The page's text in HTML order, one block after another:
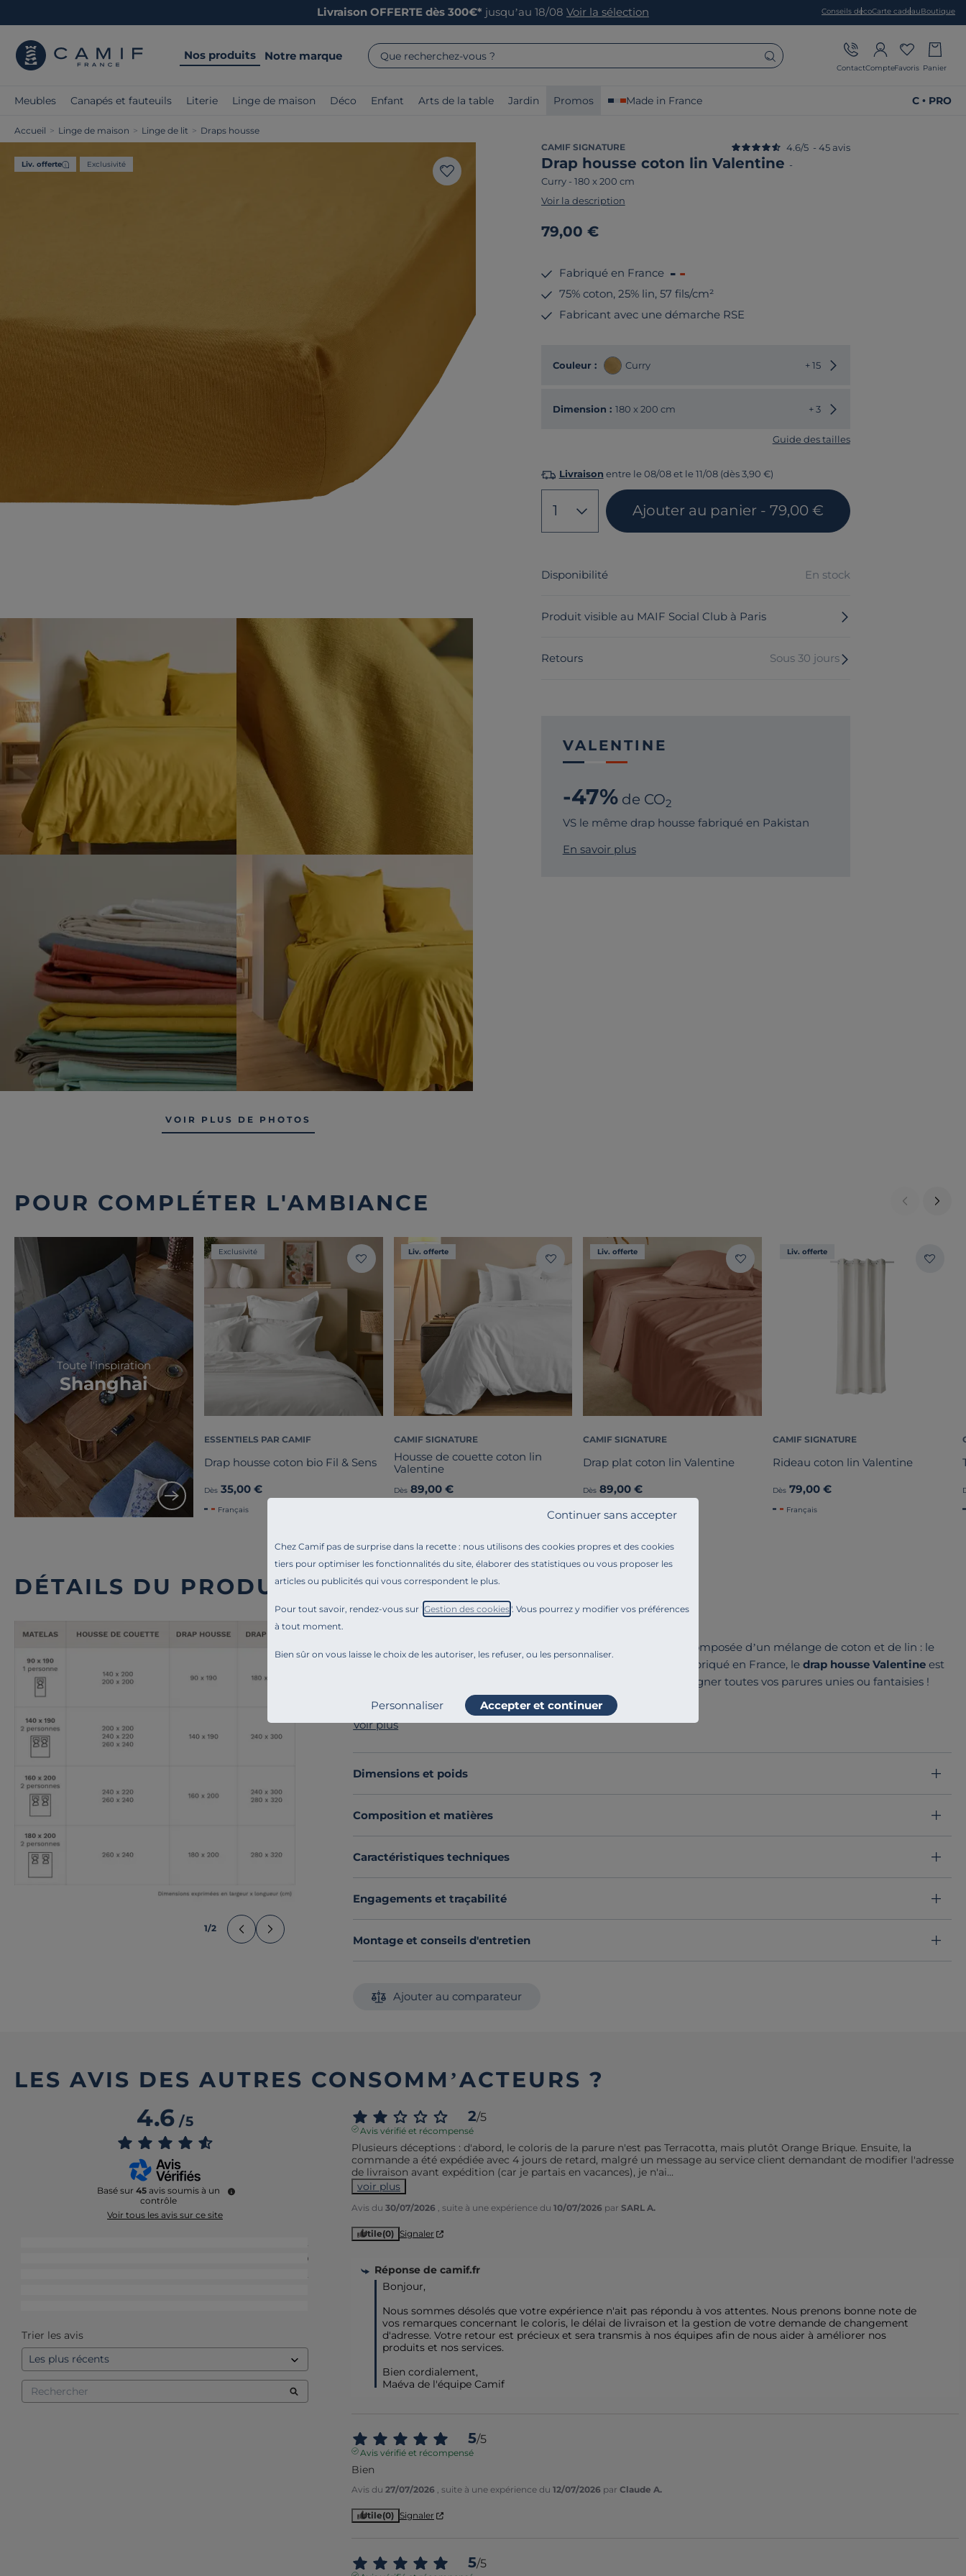
Chez Camif pas de surprise dans la recette : nous utilisons des cookies propres et des cookies
tiers pour optimiser les fonctionnalités du site, élaborer des statistiques ou vous proposer les
articles ou publicités qui vous correspondent le plus.
Pour tout savoir, rendez-vous sur " Gestion des cookies". Vous pourrez y modifier vos préférences
à tout moment.
Bien sûr on vous laisse le choix de les autoriser, les refuser, ou les personnaliser.
Continuer sans accepter
Personnaliser Accepter et continuer
Livraison OFFERTE dès 300€* jusqu’au 18/08 Voir la sélection Conseils décoCarte cadeauBoutique
Nos produits Notre marque Que recherchez-vous ?
ContactCompteFavoris Panier
Meubles Canapés et fauteuils Literie Linge de maison Déco Enfant Arts de la table Jardin Promos Made in France C • PRO
Accueil > Linge de maison > Linge de lit > Draps housse
Liv. offerte Exclusivité
VOIR PLUS DE PHOTOS
CAMIF SIGNATURE
Drap housse coton lin Valentine -
Curry- 180 x 200 cm
4.6/5 - 45 avis
Voir la description
79,00 €
Fabriqué en France
75% coton, 25% lin, 57 fils/cm²
Fabricant avec une démarche RSE
Couleur : Curry + 15 Choisir une autre couleur
Dimension : 180 x 200 cm + 3 Choisir une autre dimension
Guide des tailles
Livraison entre le 08/08 et le 11/08 (dès 3,90 €)
1 Ajouter au panier - 79,00 €
Disponibilité En stock
Produit visible au MAIF Social Club à Paris
Retours Sous 30 jours
VALENTINE
-47%de CO2
VS le même drap housse fabriqué en Pakistan
En savoir plus
POUR COMPLÉTER L'AMBIANCE
Toute l'inspiration
Shanghai
Exclusivité
ESSENTIELS PAR CAMIF
Drap housse coton bio Fil & Sens
Dès 35,00 €
Français
Liv. offerte
CAMIF SIGNATURE
Housse de couette coton lin
Valentine
Dès 89,00 €
Liv. offerte
CAMIF SIGNATURE
Drap plat coton lin Valentine
Dès 89,00 €
Liv. offerte
CAMIF SIGNATURE
Rideau coton lin Valentine
Dès 79,00 €
Français
DÉTAILS DU PRODUIT
1/2
Découvrez la collection Valentine, une collection de linge de lit composée d’un mélange de coton et de lin : le
parfait accord pour allier douceur et souplesse de votre linge. Fabriqué en France, ledrap housse Valentine est
disponible dans une large palette de coloris, idéal pour accompagner toutes vos parures unies ou fantaisies !
Découvrez toute notre sélection :Draps housse
Voir plus
Dimensions et poids
Composition et matières
Caractéristiques techniques
Engagements et traçabilité
Montage et conseils d'entretien
Ajouter au comparateur
LES AVIS DES AUTRES CONSOMM’ACTEURS ?
4.6/5
Basé sur 45 avis soumis à un
contrôle
Voir tous les avis sur ce site
9
Trier les avis
2/5
Avis vérifié et récompensé
Plusieurs déceptions : d'abord, le coloris de la parure n'est pas Terracotta, mais plutôt Orange Brique. Ensuite, la
commande a été expédiée avec 4 jours de retard, malgré un message au service client demandant de modifier l'adresse
de livraison avant expédition (car je partais en vacances), je n'ai...
voir plus
Avis du 30/07/2026 , suite à une expérience du 10/07/2026 par SARL A.
Utile(0) Signaler
Réponse de camif.fr
Bonjour,
Nous sommes désolés que votre expérience n'ait pas répondu à vos attentes. Nous prenons bonne note de
vos remarques concernant le coloris, le délai de livraison et la gestion de votre demande de changement
d'adresse. Votre retour est précieux et sera transmis à nos équipes afin de nous aider à améliorer nos
produits et nos services.
Bien cordialement,
Maéva de l'équipe Camif
5/5
Avis vérifié et récompensé
Bien
Avis du 27/07/2026 , suite à une expérience du 12/07/2026 par Claude A.
Utile(0) Signaler
5/5